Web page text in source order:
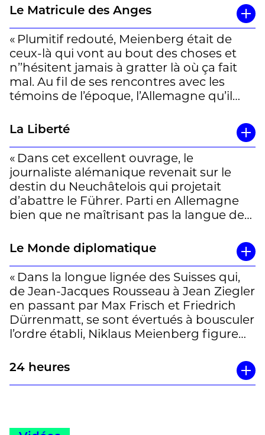
exhumant ses lettres… Une émouvante
entreprise de réhabilitation d’un idéaliste
en même temps qu’une mise en
accusation saignante du passé de la
Suisse. » Elisabeth Philippe
essaya d’assassiner Adolf Hitler. Bavaud
fut ensuite arrêté, torturé, condamné et
finalement guillotiné en 1941 dans la
prison de Plötzensee à Berlin, sans que la
diplomatie suisse n’intervienne pour le
sauver. »
Écouter Mathias Enard ici
(dès la minute
Le Matricule des Anges
« Plumitif redouté, Meienberg était de
ceux-là qui vont au bout des choses et
n’’hésitent jamais à gratter là où ça fait
mal. Au fil de ses rencontres avec les
témoins de l’époque, l’Allemagne qu’il
ragoûtante, de même que la Suisse dont
moins ambigu. On le savait, mais ça va
mieux en le disant, et en le disant bien :
car Meienberg, outre ses qualités
d’investigateur, se montre volontiers
acerbe quand il s’agit d’épingler les
petites et grandes lâchetés de ses
démocrates, et son enquête, minutieuse,
prend fréquemment un tour grinçant
face aux réticences plus ou moins gênées
des uns et des autres. » Yann Fastier
La Liberté
« Dans cet excellent ouvrage, le
journaliste alémanique revenait sur le
destin du Neuchâtelois qui projetait
d’abattre le Führer. Parti en Allemagne
bien que ne maîtrisant pas la langue de
l’approcher, audacieusement, pour
l’éliminer d’un coup de pistolet. » Tamara
Bongard
Le Monde diplomatique
« Dans la longue lignée des Suisses qui,
de Jean-Jacques Rousseau à Jean Ziegler
en passant par Max Frisch et Friedrich
Dürrenmatt, se sont évertués à bousculer
l’ordre établi, Niklaus Meienberg figure
Meienberg fut un des grands noms de la
presse alémanique dans les années 1970
24 heures